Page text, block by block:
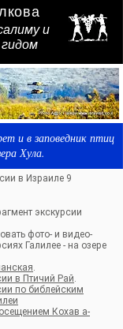
и
гидом
и в заповедник птиц
Хула.
в Израиле 9
экскурсии
фото- и видео-
Галилее - на озере
.
в Птичий Рай.
по библейским
Кохав а-